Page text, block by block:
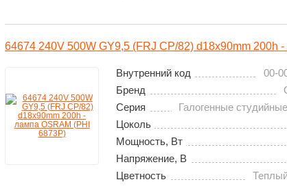
64674 240V 500W GY9,5 (FRJ CP/82) d18x90mm 200h
Внутренний код
00-
Бренд
Серия
Галогенные
Цоколь
Мощность, Вт
Напряжение, В
Цветность